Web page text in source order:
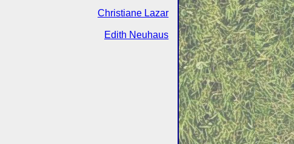
Christiane Lazar
Edith Neuhaus